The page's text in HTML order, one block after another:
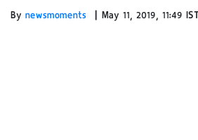
By newsmoments | May 11, 2019, 11:49 IST